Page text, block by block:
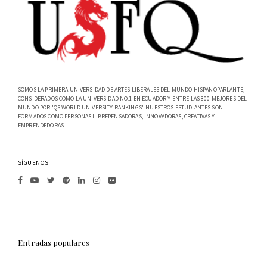
SOMOS LA PRIMERA UNIVERSIDAD DE ARTES LIBERALES DEL MUNDO HISPANOPARLANTE,
CONSIDERADOS COMO LA UNIVERSIDAD NO.1 EN ECUADOR Y ENTRE LAS 800 MEJORES DEL
MUNDO POR 'QS WORLD UNIVERSITY RANKINGS'. NUESTROS ESTUDIANTES SON
FORMADOS COMO PERSONAS LIBREPENSADORAS, INNOVADORAS, CREATIVAS Y
EMPRENDEDORAS.
SÍGUENOS
Entradas populares